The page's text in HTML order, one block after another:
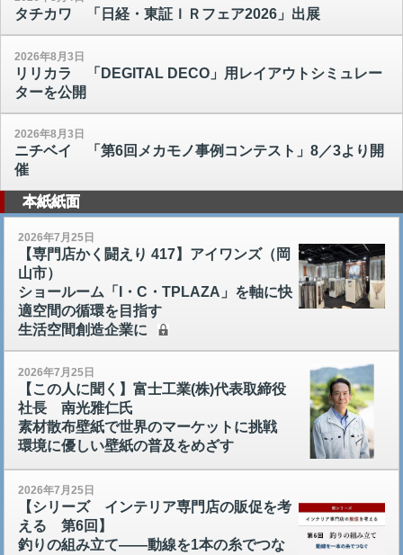
タチカワ 「日経・東証ＩＲフェア2026」出展
2026年8月3日
リリカラ 「DEGITAL DECO」用レイアウトシミュレー
ターを公開
2026年8月3日
ニチベイ 「第6回メカモノ事例コンテスト」8／3より開
催
本紙紙面
2026年7月25日
【専門店かく闘えり 417】アイワンズ（岡
山市）
ショールーム「I・C・TPLAZA」を軸に快
適空間の循環を目指す
生活空間創造企業に
2026年7月25日
【この人に聞く】富士工業(株)代表取締役
社長 南光雅仁氏
素材散布壁紙で世界のマーケットに挑戦
環境に優しい壁紙の普及をめざす
2026年7月25日
【シリーズ インテリア専門店の販促を考
える 第6回】
釣りの組み立て――動線を1本の糸でつな